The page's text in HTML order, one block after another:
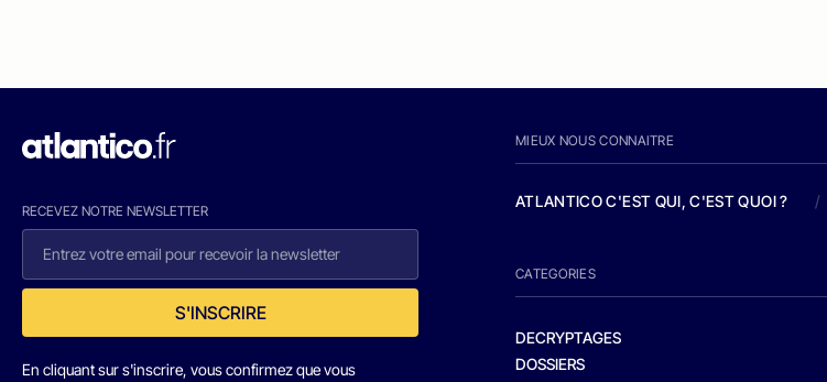
RECEVEZ NOTRE NEWSLETTER
S'INSCRIRE
En cliquant sur s'inscrire, vous confirmez que vous
MIEUX NOUS CONNAITRE
ATLANTICO C'EST QUI, C'EST QUOI ? /
CATEGORIES
DECRYPTAGES
DOSSIERS